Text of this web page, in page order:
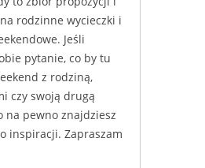
rodzinne wycieczki i
Jeśli
pytanie, co by tu
z rodziną,
czy swoją drugą
na pewno znajdziesz
inspiracji. Zapraszam